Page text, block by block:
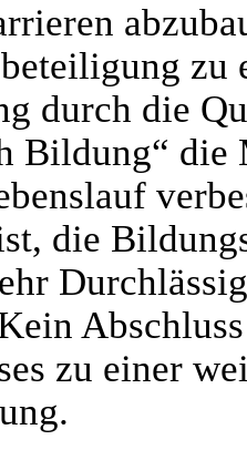
zu
durch die
Bildung“
die
zu einer